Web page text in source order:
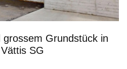
grossem Grundstück in
SG